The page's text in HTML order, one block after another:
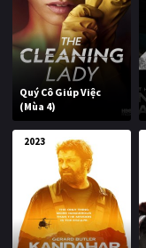
Giật gân
Bí ẩn
Viễn Tây
GameShow
QUỐC GIA
Âu - Mỹ
Quý Cô Giúp Việc
(Mùa 4)
2023